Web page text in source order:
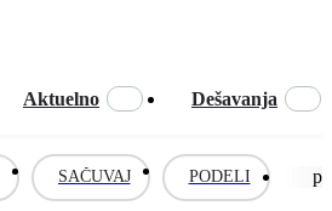
Aktuelno Dešavanja
SAČUVAJ PODELI